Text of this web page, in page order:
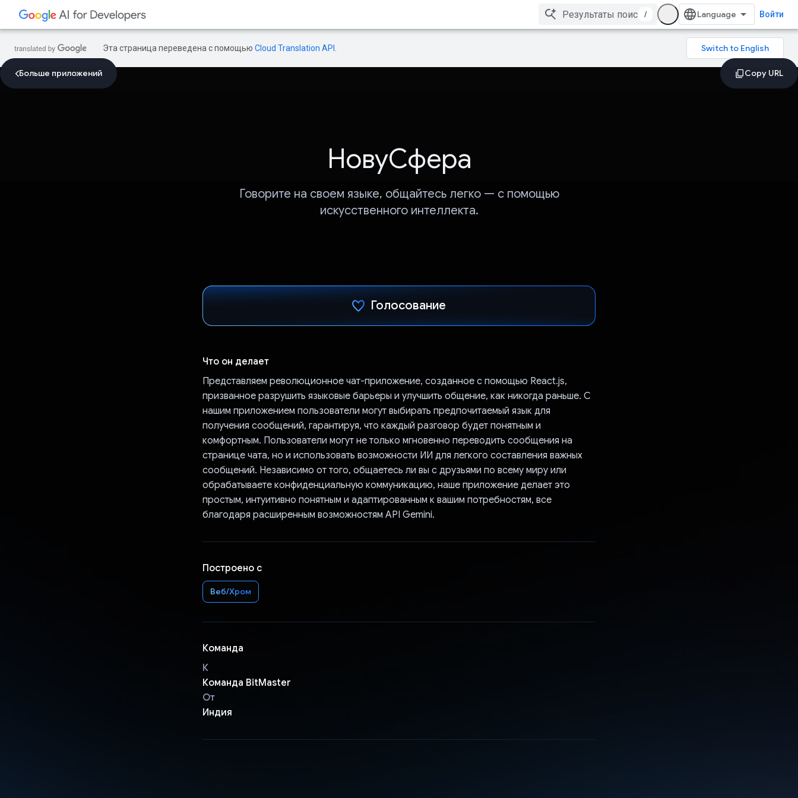
/ Войти
Эта страница переведена с помощью Cloud Translation API
Больше приложений
НовуСфера
Говорите на своем языке, общайтесь легко — с помощью
искусственного интеллекта.
Голосование
Что он делает
Представляем революционное чат-приложение, созданное с помощью React.js,
призванное разрушить языковые барьеры и улучшить общение, как никогда раньше. С
нашим приложением пользователи могут выбирать предпочитаемый язык для
получения сообщений, гарантируя, что каждый разговор будет понятным и
комфортным. Пользователи могут не только мгновенно переводить сообщения на
странице чата, но и использовать возможности ИИ для легкого составления важных
сообщений. Независимо от того, общаетесь ли вы с друзьями по всему миру или
обрабатываете конфиденциальную коммуникацию, наше приложение делает это
простым, интуитивно понятным и адаптированным к вашим потребностям, все
благодаря расширенным возможностям API Gemini.
Построено с
Веб/Хром
Команда
К
Команда BitMaster
От
Индия